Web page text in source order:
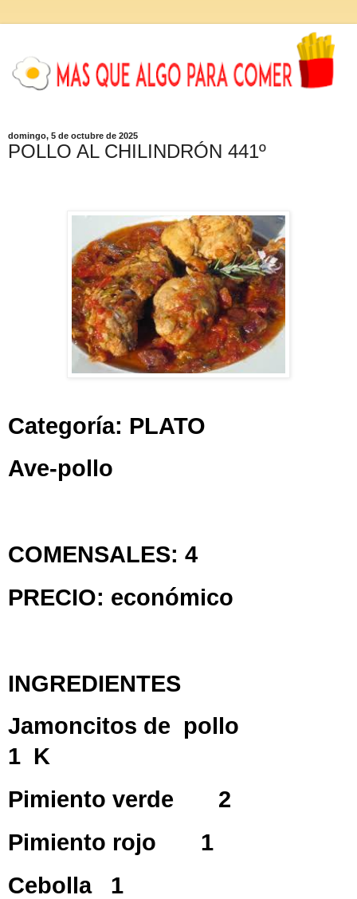
domingo, 5 de octubre de 2025
POLLO AL CHILINDRÓN 441º
Categoría: PLATO
Ave-pollo
COMENSALES: 4
PRECIO: económico
INGREDIENTES
Jamoncitos de pollo
1 K
Pimiento verde 2
Pimiento rojo 1
Cebolla 1